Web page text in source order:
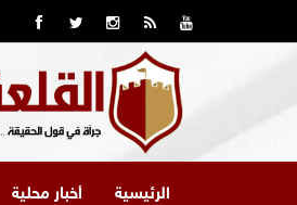
الرئيسية أخبار محلية